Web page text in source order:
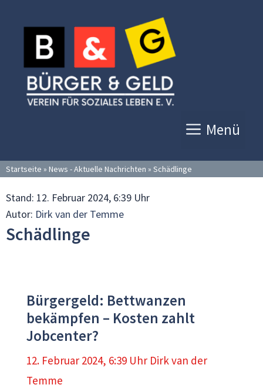
Inhalt
springen
Menü
Startseite » News - Aktuelle Nachrichten » Schädlinge
Stand: 12. Februar 2024, 6:39 Uhr
Autor: Dirk van der Temme
Schädlinge
Bürgergeld: Bettwanzen
bekämpfen – Kosten zahlt
Jobcenter?
12. Februar 2024, 6:39 Uhr Dirk van der
Temme